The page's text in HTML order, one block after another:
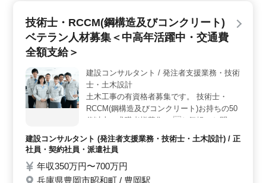
＞ 完全週休2日制で、日曜日や祝日、年末年始に休みを
確保できます。賞与も年2回支給されるため、収入面でも
安定した職場です。また、駅近で通勤が便利な点も魅力
です。 ＜50代〜70代が活躍中＞ 50代以上のベテラ
ン社員が活躍しています。長年の経験を持つシニア世代
にも理解のある職場で、年齢に関係なく働ける環境が整
っています。
技術士・RCCM(鋼構造及びコンクリート)
ベテラン人材募集＜中高年活躍中・交通費
全額支給＞
建設コンサルタント / 発注者支援業務・技術
士・土木設計
土木工事の有資格者募集です。 技術士・
RCCM(鋼構造及びコンクリート)お持ちの50
代以上の求職者様募集。 お気軽にお問い
中 ☆社会保険完備 ☆交通費全額支給
建設コンサルタント (発注者支援業務・技術士・土木設計) / 正
社員・契約社員・派遣社員
年収350万円〜700万円
兵庫県豊岡市昭和町 / 豊岡駅